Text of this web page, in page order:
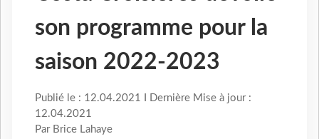
son programme pour la
saison 2022-2023
Publié le : 12.04.2021 I Dernière Mise à jour :
12.04.2021
Par Brice Lahaye